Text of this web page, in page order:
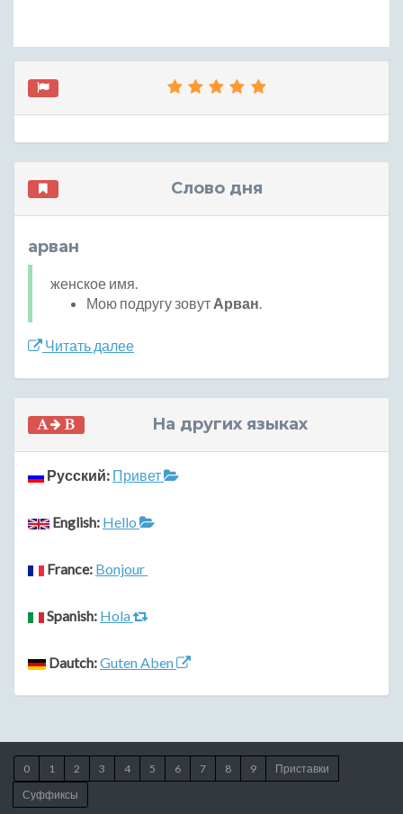
Слово дня
арван
женское имя.
Мою подругу зовут Арван.
Читать далее
На других языках
Русский: Привет
English: Hello
France: Bonjour
Spanish: Hola
Dautch:Guten Aben
0 1 2 3 4 5 6 7 8 9
Приставки
Суффиксы